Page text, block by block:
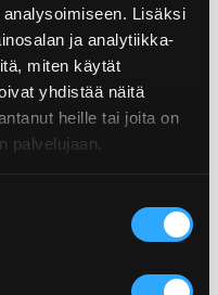
Lisäksi
ja analytiikka-
miten käytät
yhdistää näitä
heille tai joita on
palvelujaan.